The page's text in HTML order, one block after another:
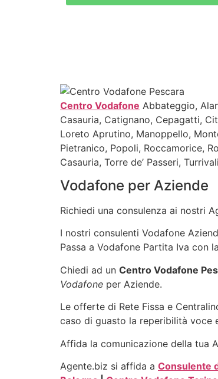
Centro Vodafone Abbateggio,
Casauria, Catignano, Cepagatti,
Loreto Aprutino, Manoppello,
Pietranico, Popoli, Roccamorice,
Casauria, Torre de’ Passeri,
Vodafone per Aziende
Richiedi una consulenza ai nostri
I nostri consulenti Vodafone
Passa a Vodafone Partita Iva con
Chiedi ad un Centro Vodafone
Vodafone per Aziende.
Le offerte di Rete Fissa e
caso di guasto la reperibilità voce
Affida la comunicazione della tua
Agente.biz si affida a Consulente